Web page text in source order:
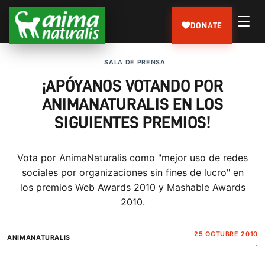
DONATE
SALA DE PRENSA
¡APÓYANOS VOTANDO POR
ANIMANATURALIS EN LOS
SIGUIENTES PREMIOS!
Vota por AnimaNaturalis como "mejor uso de redes
sociales por organizaciones sin fines de lucro" en
los premios Web Awards 2010 y Mashable Awards
2010.
ANIMANATURALIS
25 OCTUBRE 2010
.